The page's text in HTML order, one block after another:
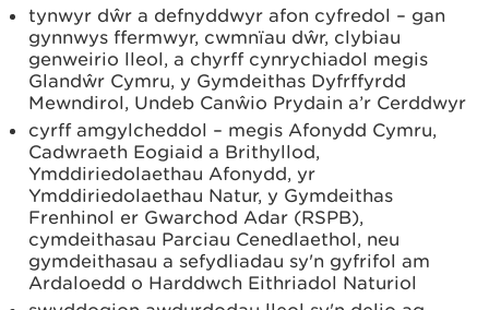
tynwyr dŵr a defnyddwyr afon cyfredol – gan
gynnwys ffermwyr, cwmnïau dŵr, clybiau
genweirio lleol, a chyrff cynrychiadol megis
Glandŵr Cymru, y Gymdeithas Dyfrffyrdd
Mewndirol, Undeb Canŵio Prydain a’r Cerddwyr
cyrff amgylcheddol – megis Afonydd Cymru,
Cadwraeth Eogiaid a Brithyllod,
Ymddiriedolaethau Afonydd, yr
Ymddiriedolaethau Natur, y Gymdeithas
Frenhinol er Gwarchod Adar (RSPB),
cymdeithasau Parciau Cenedlaethol, neu
gymdeithasau a sefydliadau sy'n gyfrifol am
Ardaloedd o Harddwch Eithriadol Naturiol